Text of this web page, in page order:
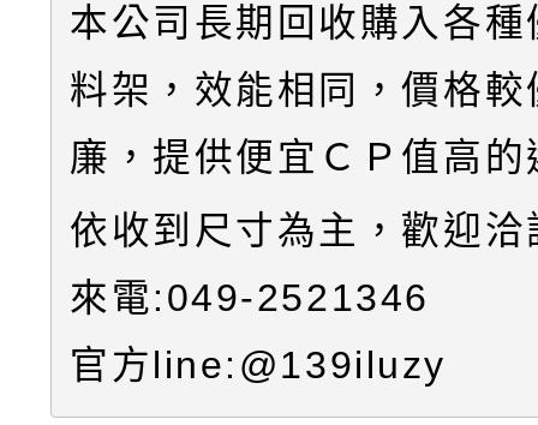
本公司長期回收購入各
料架，效能相同，價格較
廉，提供便宜ＣＰ值高的
依收到尺寸為主，歡迎洽
來電:049-2521346
官方line:@139iluzy